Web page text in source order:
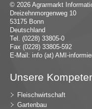
© 2026 Agrarmarkt
Dreizehnmorgenweg 10
53175 Bonn
Deutschland
Tel. (0228) 33805-0
Fax (0228) 33805-592
E-Mail: info (at) AMI-inf
Unsere
Fleischwirtschaft
Gartenbau